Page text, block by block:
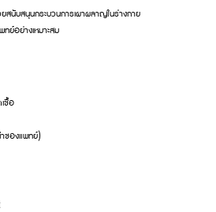
สนับสนุนกระบวนการเผาผลาญในร่างกาย
ย์อย่างเหมาะสม
ชื้อ
ของแพทย์)